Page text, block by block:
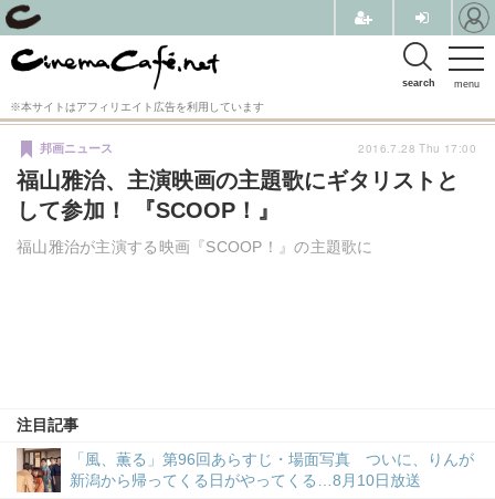
menu
search
※本サイトはアフィリエイト広告を利用しています
福山雅治、主演映画の主題歌にギタリストと
して参加！ 『SCOOP！』
福山雅治が主演する映画『SCOOP！』の主題歌に
邦画ニュース
注目記事
「風、薫る」第96回あらすじ・場面写真 ついに、りんが
新潟から帰ってくる日がやってくる…8月10日放送
2016.7.28 Thu 17:00